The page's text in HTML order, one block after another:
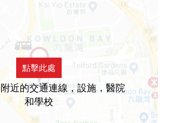
點擊此處
近的交通連線，設施，醫院
和學校